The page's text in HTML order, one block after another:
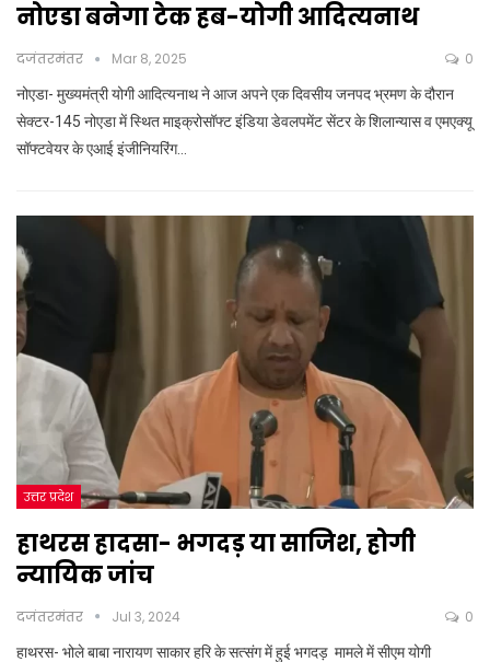
नोएडा बनेगा टेक हब-योगी आदित्यनाथ
दजंतरमंतर Mar 8, 2025 0
नोएडा- मुख्यमंत्री योगी आदित्यनाथ ने आज अपने एक दिवसीय जनपद भ्रमण के दौरान
सेक्टर-145 नोएडा में स्थित माइक्रोसॉफ्ट इंडिया डेवलपमेंट सेंटर के शिलान्यास व एमएक्यू
सॉफ्टवेयर के एआई इंजीनियरिंग…
उत्तर प्रदेश
हाथरस हादसा- भगदड़ या साजिश, होगी
न्यायिक जांच
दजंतरमंतर Jul 3, 2024 0
हाथरस- भोले बाबा नारायण साकार हरि के सत्संग में हुई भगदड़ मामले में सीएम योगी